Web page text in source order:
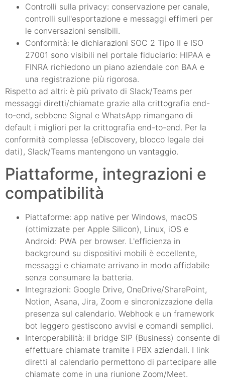
Controlli sulla privacy: conservazione per canale,
controlli sull'esportazione e messaggi effimeri per
le conversazioni sensibili.
Conformità: le dichiarazioni SOC 2 Tipo II e ISO
27001 sono visibili nel portale fiduciario: HIPAA e
FINRA richiedono un piano aziendale con BAA e
una registrazione più rigorosa.
Rispetto ad altri: è più privato di Slack/Teams per
messaggi diretti/chiamate grazie alla crittografia end-
to-end, sebbene Signal e WhatsApp rimangano di
default i migliori per la crittografia end-to-end. Per la
conformità complessa (eDiscovery, blocco legale dei
dati), Slack/Teams mantengono un vantaggio.
Piattaforme, integrazioni e
compatibilità
Piattaforme: app native per Windows, macOS
(ottimizzate per Apple Silicon), Linux, iOS e
Android: PWA per browser. L'efficienza in
background su dispositivi mobili è eccellente,
messaggi e chiamate arrivano in modo affidabile
senza consumare la batteria.
Integrazioni: Google Drive, OneDrive/SharePoint,
Notion, Asana, Jira, Zoom e sincronizzazione della
presenza sul calendario. Webhook e un framework
bot leggero gestiscono avvisi e comandi semplici.
Interoperabilità: il bridge SIP (Business) consente di
effettuare chiamate tramite i PBX aziendali. I link
diretti al calendario permettono di partecipare alle
chiamate come in una riunione Zoom/Meet.